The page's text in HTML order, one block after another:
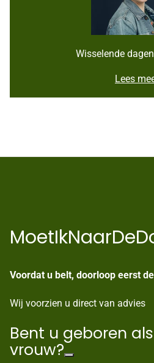
Wisselende
Lees
Voordat u belt, doorloop eerst
Wij voorzien u direct van advies
Bent u geboren
vrouw?